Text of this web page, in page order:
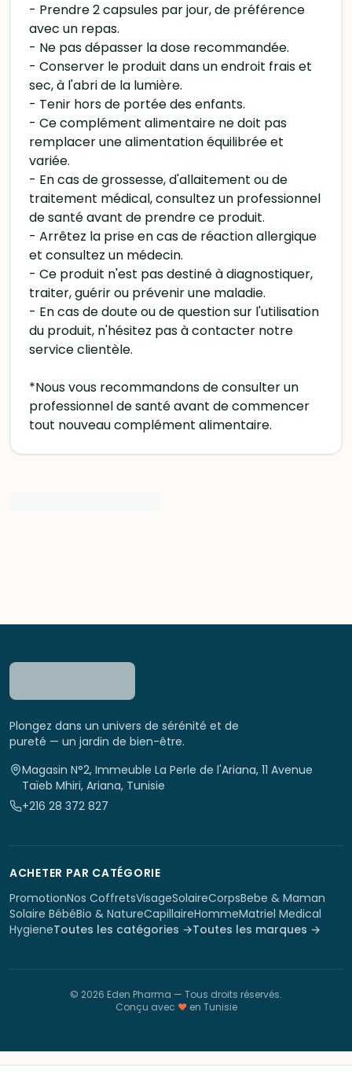
- Prendre 2 capsules par jour, de préférence
avec un repas.
- Ne pas dépasser la dose recommandée.
- Conserver le produit dans un endroit frais et
sec, à l'abri de la lumière.
- Tenir hors de portée des enfants.
- Ce complément alimentaire ne doit pas
remplacer une alimentation équilibrée et
variée.
- En cas de grossesse, d'allaitement ou de
traitement médical, consultez un professionnel
de santé avant de prendre ce produit.
- Arrêtez la prise en cas de réaction allergique
et consultez un médecin.
- Ce produit n'est pas destiné à diagnostiquer,
traiter, guérir ou prévenir une maladie.
- En cas de doute ou de question sur l'utilisation
du produit, n'hésitez pas à contacter notre
service clientèle.
*Nous vous recommandons de consulter un
professionnel de santé avant de commencer
tout nouveau complément alimentaire.
Plongez dans un univers de sérénité et de
pureté — un jardin de bien-être.
Magasin N°2, Immeuble La Perle de l'Ariana, 11 Avenue
Taïeb Mhiri, Ariana, Tunisie
+216 28 372 827
ACHETER PAR CATÉGORIE
PromotionNos CoffretsVisageSolaireCorpsBebe & Maman
Solaire BébéBio & NatureCapillaireHommeMatriel Medical
HygieneToutes les catégories →Toutes les marques →
© 2026 Eden Pharma — Tous droits réservés.
Conçu avec ♥en Tunisie